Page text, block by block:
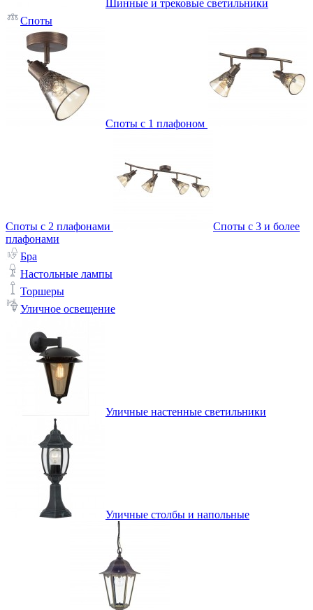
Шинные и трековые светильники
Споты
Споты с 1 плафоном
Споты с 2 плафонами
Споты с 3 и более
плафонами
Бра
Настольные лампы
Торшеры
Уличное освещение
Уличные настенные светильники
Уличные столбы и напольные